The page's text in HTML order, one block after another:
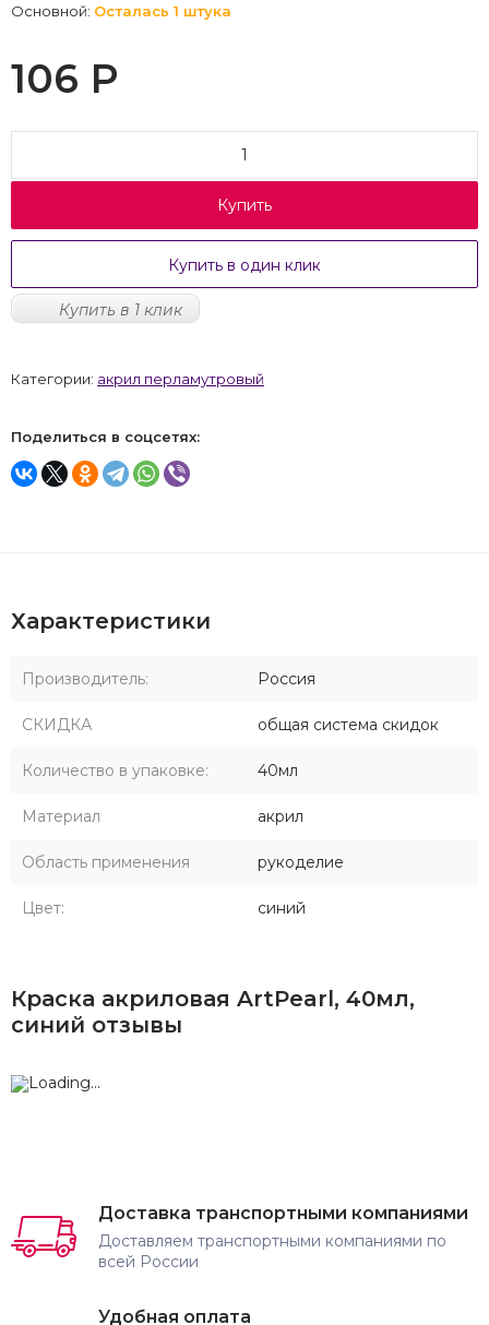
Основной: Осталась 1 штука
106 Р
Купить
Купить в один клик
Купить в 1 клик
Категории: акрил перламутровый
Поделиться в соцсетях:
Характеристики
Производитель: Россия
СКИДКА общая система скидок
Количество в упаковке: 40мл
Материал акрил
Область применения рукоделие
Цвет: синий
Краска акриловая ArtPearl, 40мл,
синий отзывы
Доставка транспортными компаниями
Доставляем транспортными компаниями по
всей России
Удобная оплата